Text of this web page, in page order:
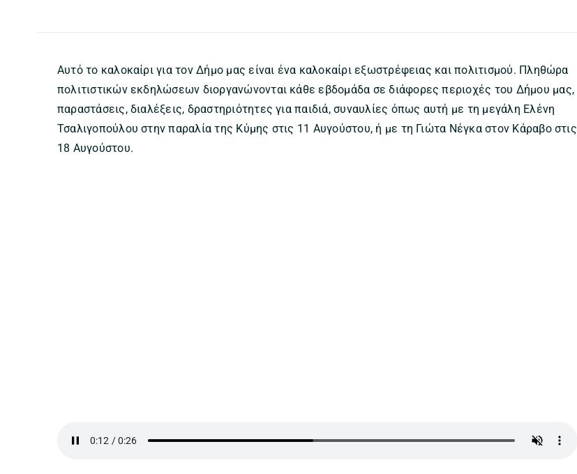
Αυτό το καλοκαίρι για τον Δήμο μας είναι ένα καλοκαίρι εξωστρέφειας και πολιτισμού. Πληθώρα
πολιτιστικών εκδηλώσεων διοργανώνονται κάθε εβδομάδα σε διάφορες περιοχές του Δήμου μας,
παραστάσεις, διαλέξεις, δραστηριότητες για παιδιά, συναυλίες όπως αυτή με τη μεγάλη Ελένη
Τσαλιγοπούλου στην παραλία της Κύμης στις 11 Αυγούστου, ή με τη Γιώτα Νέγκα στον Κάραβο στις
18 Αυγούστου.